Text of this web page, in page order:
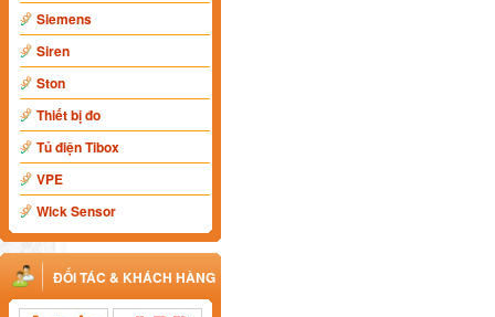
Siemens
Siren
Ston
Thiết bị đo
Tủ điện Tibox
VPE
Wick Sensor
ĐỐI TÁC & KHÁCH HÀNG